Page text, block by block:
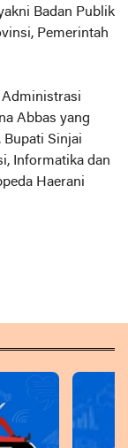
Badan Publik
Pemerintah
Administrasi
Abbas yang
Bupati Sinjai
Informatika dan
Haerani